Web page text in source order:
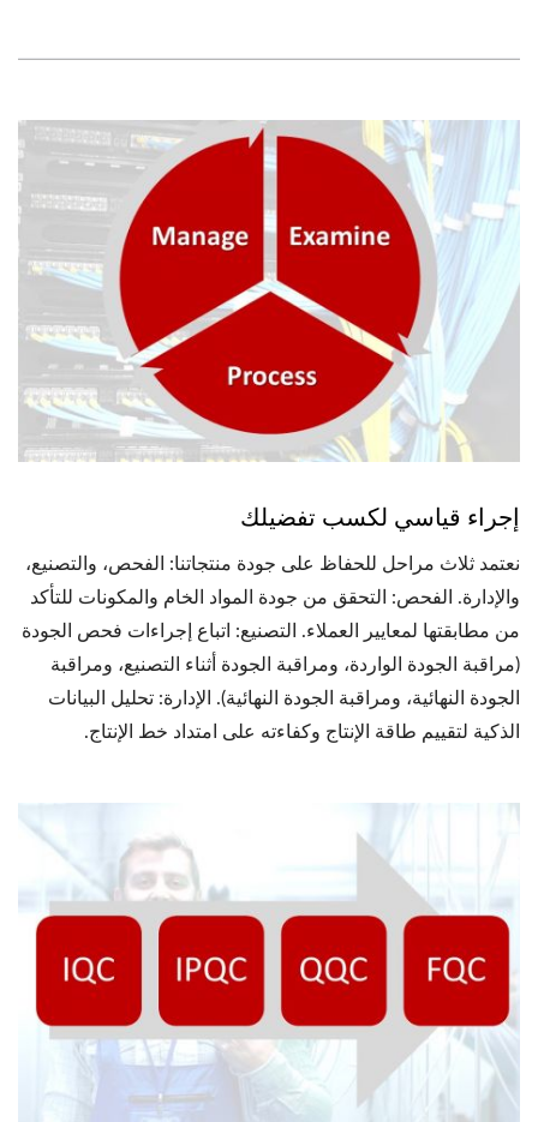
إجراء قياسي لكسب تفضيلك
نعتمد ثلاث مراحل للحفاظ على جودة منتجاتنا: الفحص، والتصنيع،
والإدارة. الفحص: التحقق من جودة المواد الخام والمكونات للتأكد
من مطابقتها لمعايير العملاء. التصنيع: اتباع إجراءات فحص الجودة
(مراقبة الجودة الواردة، ومراقبة الجودة أثناء التصنيع، ومراقبة
الجودة النهائية، ومراقبة الجودة النهائية). الإدارة: تحليل البيانات
الذكية لتقييم طاقة الإنتاج وكفاءته على امتداد خط الإنتاج.